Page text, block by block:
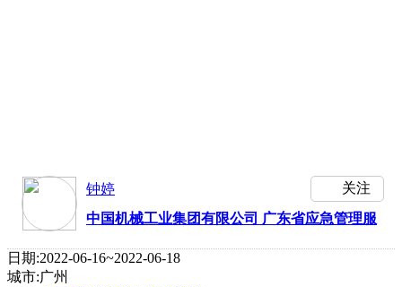
关注
钟婷
中国机械工业集团有限公司 广东省应急管理服
广东省消防协会
日期:2022-06-16~2022-06-18
城市:广州